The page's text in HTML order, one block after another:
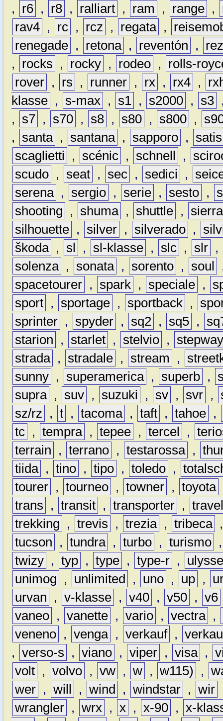
,
r6 , r8 , ralliart , ram , range ,
rav4 , rc , rcz , regata ,
renegade , retona , reventón ,
,
rocks , rocky , rodeo ,
rolls-
rover , rs , runner , rx , rx4 ,
klasse , s-max , s1 , s2000 , s3
,
s7 , s70 , s8 , s80 , s800 ,
,
santa , santana , sapporo ,
satis
scaglietti
, scénic , schnell ,
scudo , seat , sec , sedici ,
serena , sergio , serie , sesto ,
shooting
, shuma , shuttle ,
sierra
silhouette , silver , silverado ,
škoda , sl , sl-klasse , slc , slr ,
solenza , sonata , sorento , soul
spacetourer , spark , speciale ,
sport , sportage , sportback ,
sprinter , spyder , sq2 , sq5 ,
starion
, starlet , stelvio ,
strada , stradale , stream ,
sunny , superamerica , superb ,
supra , suv , suzuki , sv , svr ,
sz/rz
, t , tacoma , taft , tahoe ,
tc , tempra , tepee , tercel ,
terrain
, terrano , testarossa ,
tiida , tino , tipo , toledo ,
tourer , tourneo , towner , toyota
trans
, transit , transporter ,
trekking
, trevis , trezia , tribeca
tucson
, tundra , turbo , turismo
twizy , typ , type , type-r ,
unimog
, unlimited , uno , up ,
urvan
, v-klasse , v40 , v50 , v6
vaneo , vanette , vario , vectra ,
veneno , venga , verkauf ,
, verso-s , viano , viper , visa ,
volt , volvo , vw , w , w115) ,
wer , will , wind , windstar , wir
wrangler , wrx , x , x-90 , x-